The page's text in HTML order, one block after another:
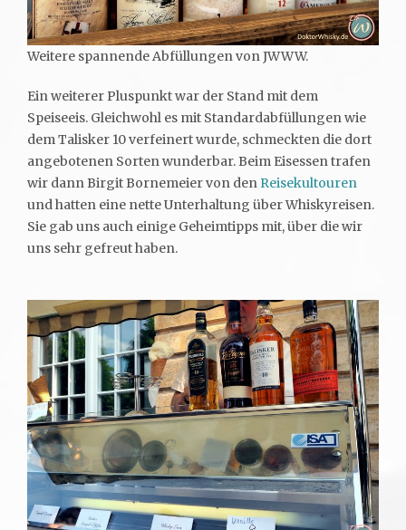
Weitere spannende Abfüllungen von JWWW.
Ein weiterer Pluspunkt war der Stand mit dem
Speiseeis. Gleichwohl es mit Standardabfüllungen wie
dem Talisker 10 verfeinert wurde, schmeckten die dort
angebotenen Sorten wunderbar. Beim Eisessen trafen
wir dann Birgit Bornemeier von den Reisekultouren
und hatten eine nette Unterhaltung über Whiskyreisen.
Sie gab uns auch einige Geheimtipps mit, über die wir
uns sehr gefreut haben.